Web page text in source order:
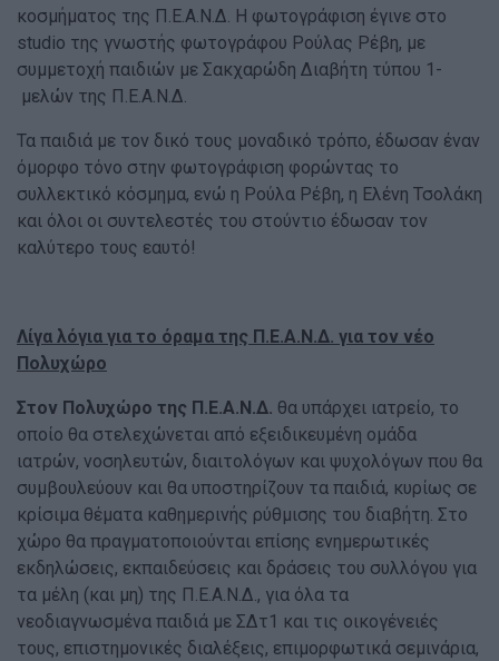
κοσμήματος της Π.Ε.Α.Ν.Δ. Η φωτογράφιση έγινε στο
studio της γνωστής φωτογράφου Ρούλας Ρέβη, με
συμμετοχή παιδιών με Σακχαρώδη Διαβήτη τύπου 1-
μελών της Π.Ε.Α.Ν.Δ.
Τα παιδιά με τον δικό τους μοναδικό τρόπο, έδωσαν έναν
όμορφο τόνο στην φωτογράφιση φορώντας το
συλλεκτικό κόσμημα, ενώ η Ρούλα Ρέβη, η Ελένη Τσολάκη
και όλοι οι συντελεστές του στούντιο έδωσαν τον
καλύτερο τους εαυτό!
Λίγα λόγια για το όραμα της Π.Ε.Α.Ν.Δ. για τον νέο
Πολυχώρο
Στον Πολυχώρο της Π.Ε.Α.Ν.Δ. θα υπάρχει ιατρείο, το
οποίο θα στελεχώνεται από εξειδικευμένη ομάδα
ιατρών, νοσηλευτών, διαιτολόγων και ψυχολόγων που θα
συμβουλεύουν και θα υποστηρίζουν τα παιδιά, κυρίως σε
κρίσιμα θέματα καθημερινής ρύθμισης του διαβήτη. Στο
χώρο θα πραγματοποιούνται επίσης ενημερωτικές
εκδηλώσεις, εκπαιδεύσεις και δράσεις του συλλόγου για
τα μέλη (και μη) της Π.Ε.Α.Ν.Δ., για όλα τα
νεοδιαγνωσμένα παιδιά με ΣΔτ1 και τις οικογένειές
τους, επιστημονικές διαλέξεις, επιμορφωτικά σεμινάρια,